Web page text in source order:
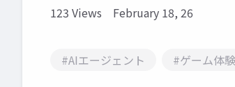
123 Views February 18, 26
#AIエージェント #ゲーム体験